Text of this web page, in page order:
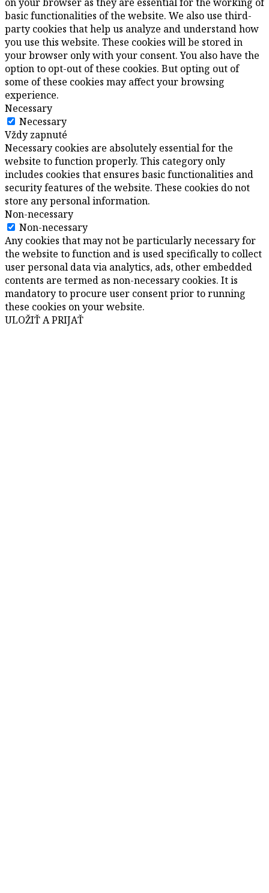
basic functionalities of the website. We also use third-
party cookies that help us analyze and understand how
you use this website. These cookies will be stored in
your browser only with your consent. You also have the
option to opt-out of these cookies. But opting out of
some of these cookies may affect your browsing
experience.
Necessary
Necessary
Vždy zapnuté
Necessary cookies are absolutely essential for the
website to function properly. This category only
includes cookies that ensures basic functionalities and
security features of the website. These cookies do not
store any personal information.
Non-necessary
Non-necessary
Any cookies that may not be particularly necessary for
the website to function and is used specifically to collect
user personal data via analytics, ads, other embedded
contents are termed as non-necessary cookies. It is
mandatory to procure user consent prior to running
these cookies on your website.
ULOŽIŤ A PRIJAŤ